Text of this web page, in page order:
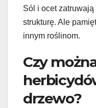
Sól i ocet
strukturę. Ale
innym roślinom.
Czy
drzewo?